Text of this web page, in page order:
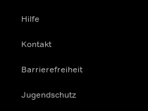
Hilfe
Kontakt
Barrierefreiheit
Jugendschutz